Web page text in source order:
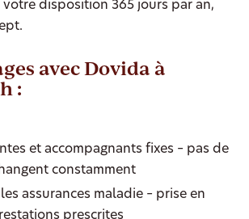
votre disposition 365 jours par an,
avec Dovida à
:
et accompagnants fixes – pas de
constamment
assurances maladie – prise en
prescrites